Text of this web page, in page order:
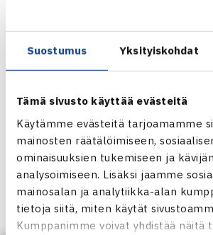
Suostumus Yksityiskohdat
Tämä sivusto käyttää evästeitä
Käytämme evästeitä tarjoamamme
mainosten räätälöimiseen,
ominaisuuksien tukemiseen ja
analysoimiseen. Lisäksi jaamme
mainosalan ja analytiikka-alan
tietoja siitä, miten käytät
Kumppanimme voivat yhdistää näitä
Valinnasta vastaa miesten
Challenger-komitea.
125.000$ IPP Open järjestetään
marraskuussa 11.kerran.
HVS-Tennis järjestää IPP Openin
naisten 25.000$ ITF-turnauksen,
neljättä kertaa pelattava naisten